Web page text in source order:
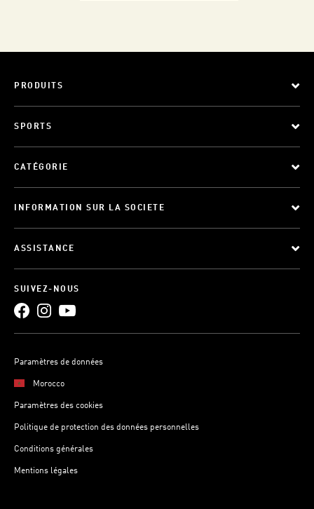
PRODUITS
SPORTS
CATÉGORIE
INFORMATION SUR LA SOCIETE
ASSISTANCE
SUIVEZ-NOUS
Paramètres de données
Morocco
Paramètres des cookies
Politique de protection des données personnelles
Conditions générales
Mentions légales